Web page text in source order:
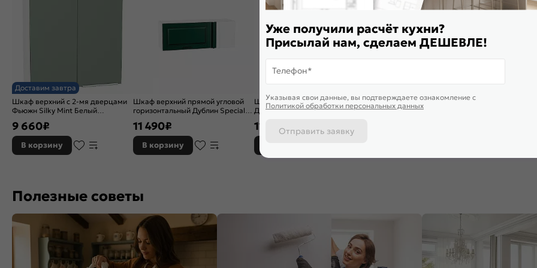
Доставим завтра
Шкаф верхний с 2-мя дверцами
Фьюжн Silky Mint Белый
9 660₽
В корзину
Шкаф верхний прямой угловой
горизонтальный Дублин Special
11 490₽
В корзину
Шкаф нижний с 2-мя дверцами
Дублин Special Green/Белый
11 595
Шкаф нижний с 2-мя дверцами
Квадро Аквамарин/Graphite
Шкаф
Дублин
В
Полезные советы
Уже получили расчёт кухни?
Присылай нам, сделаем ДЕШЕВЛЕ!
Телефон*
Указывая свои данные, вы подтверждаете ознакомление c
Политикой обработки персональных данных
Отправить заявку